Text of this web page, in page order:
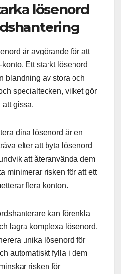
lösenord
är avgörande för att
Ett starkt lösenord
blandning av stora och
specialtecken, vilket gör
att gissa.
dina lösenord är en
efter att byta lösenord
att återanvända dem
minimerar risken för att ett
flera konton.
kan förenkla
lagra komplexa lösenord.
unika lösenord för
automatiskt fylla i dem
risken för